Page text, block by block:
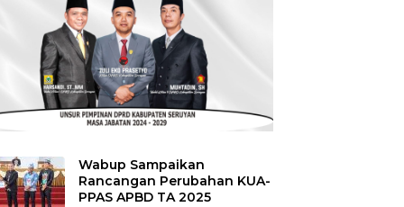
Wabup Sampaikan
Rancangan Perubahan KUA-
PPAS APBD TA 2025